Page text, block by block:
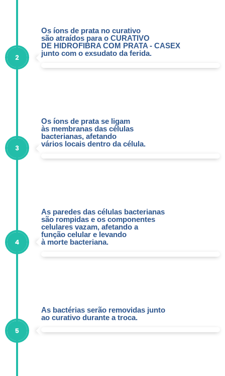
Os íons de prata no curativo
são atraídos para o CURATIVO
DE HIDROFIBRA COM PRATA - CASEX
junto com o exsudato da ferida.
Os íons de prata se ligam
às membranas das células
bacterianas, afetando
vários locais dentro da célula.
As paredes das células bacterianas
são rompidas e os componentes
celulares vazam, afetando a
função celular e levando
à morte bacteriana.
As bactérias serão removidas junto
ao curativo durante a troca.